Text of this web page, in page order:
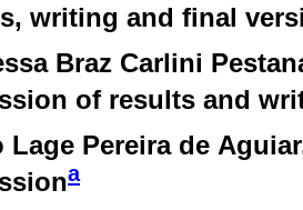
writing and final
Braz Carlini
of results and
Lage Pereira de Aguiar
a